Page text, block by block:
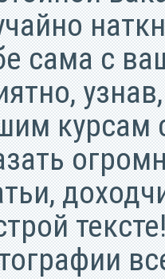
сама с
курсам